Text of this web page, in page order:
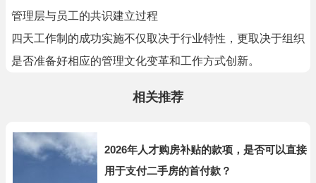
管理层与员工的共识建立过程
四天工作制的成功实施不仅取决于行业特性，更取决于组织
是否准备好相应的管理文化变革和工作方式创新。
相关推荐
2026年人才购房补贴的款项，是否可以直接
用于支付二手房的首付款？